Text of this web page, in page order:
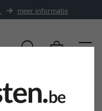
meer informatie